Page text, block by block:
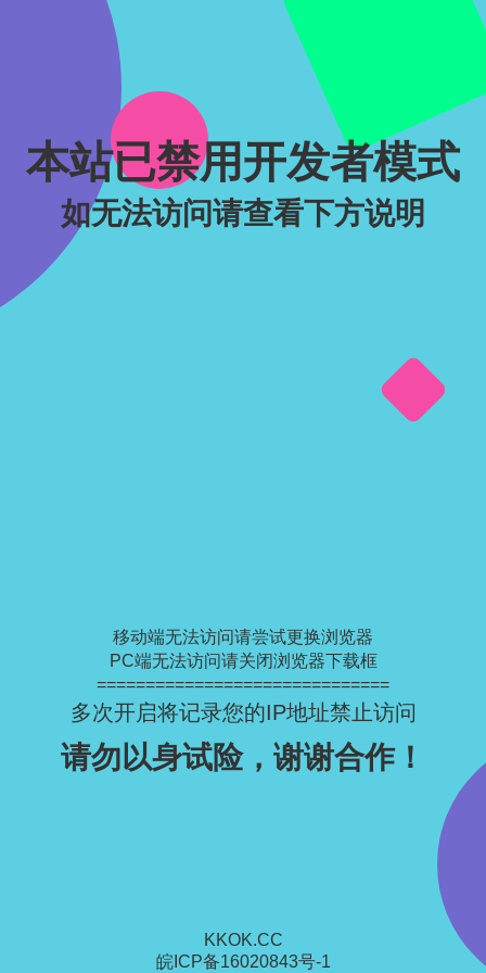
本站已禁用开发者模式
如无法访问请查看下方说明
移动端无法访问请尝试更换浏览器
PC端无法访问请关闭浏览器下载框
==============================
多次开启将记录您的IP地址禁止访问
请勿以身试险，谢谢合作！
KKOK.CC
皖ICP备16020843号-1